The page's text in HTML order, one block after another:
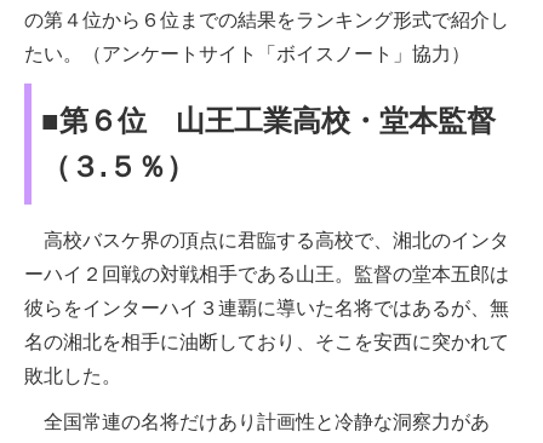
の第４位から６位までの結果をランキング形式で紹介し
たい。（アンケートサイト「ボイスノート」協力）
■第６位 山王工業高校・堂本監督
（３.５％）
高校バスケ界の頂点に君臨する高校で、湘北のインタ
ーハイ２回戦の対戦相手である山王。監督の堂本五郎は
彼らをインターハイ３連覇に導いた名将ではあるが、無
名の湘北を相手に油断しており、そこを安西に突かれて
敗北した。
全国常連の名将だけあり計画性と冷静な洞察力があ